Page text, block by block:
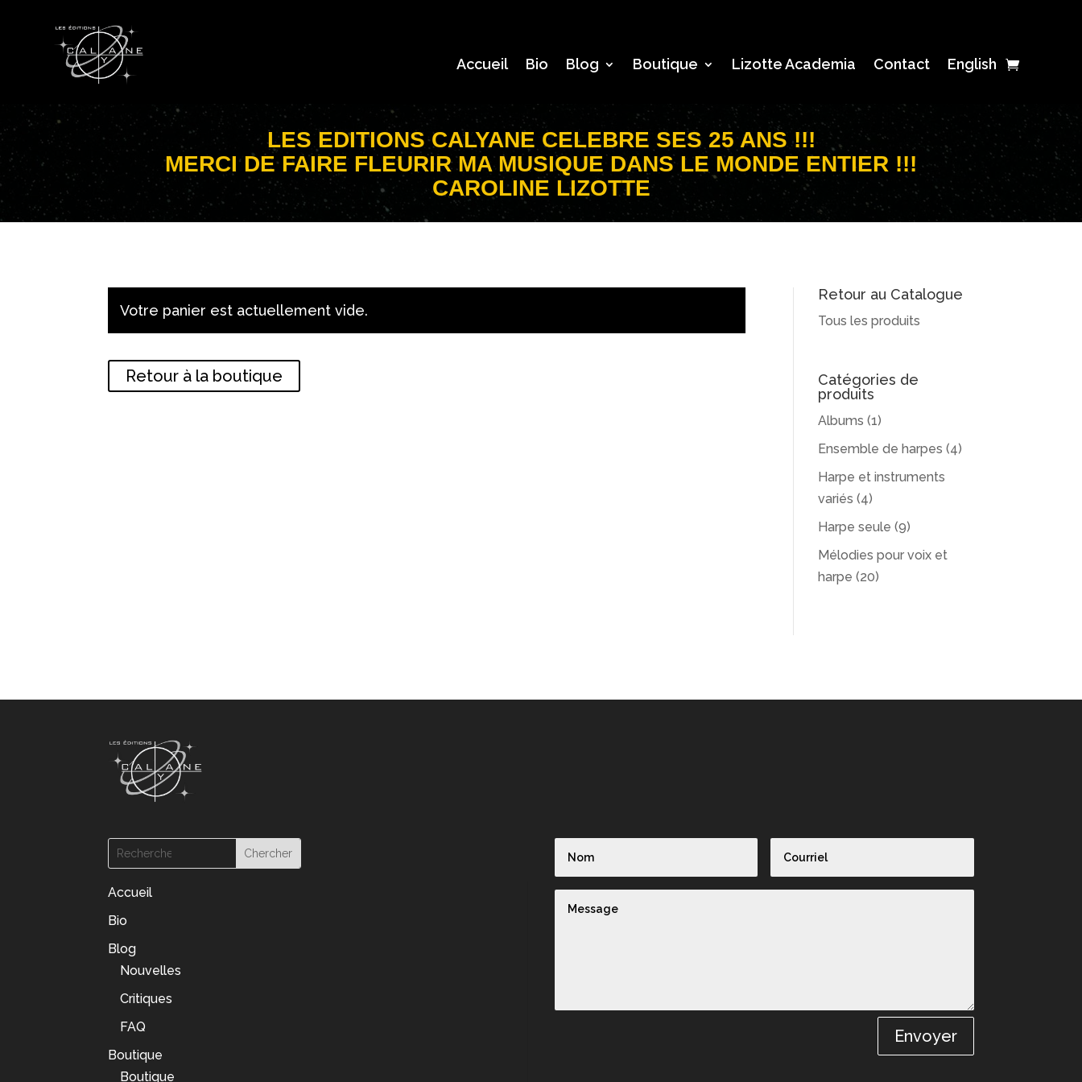
Accueil Bio Blog Boutique Lizotte Academia Contact English
LES EDITIONS CALYANE CELEBRE SES 25 ANS !!!
MERCI DE FAIRE FLEURIR MA MUSIQUE DANS LE MONDE ENTIER !!!
CAROLINE LIZOTTE
Votre panier est actuellement vide.
Retour à la boutique
Retour au Catalogue
Tous les produits
Catégories de
produits
Albums (1)
Ensemble de harpes (4)
Harpe et instruments
variés (4)
Harpe seule (9)
Mélodies pour voix et
harpe (20)
Accueil
Bio
Blog
Nouvelles
Critiques
FAQ
Boutique
Boutique
Envoyer